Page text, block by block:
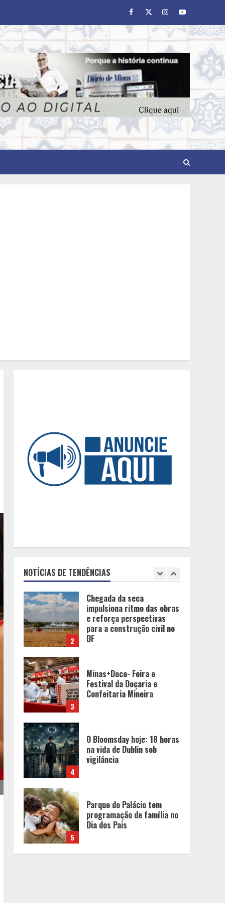
Facebook
TwitterInstagram
Youtube
NOTÍCIAS DE TENDÊNCIAS
5
Peregrinação do Instituto
Hesed com imagem de São
2
DF
3
Minas+Doce- Feira e
Festival da Doçaria e
Confeitaria Mineira
4
O Bloomsday hoje: 18 horas
na vida de Dublin sob
vigilância
5
Parque do Palácio tem
programação de família no
Dia dos Pais
1
Peregrinação do Instituto
Hesed com imagem de São
Miguel chega a Montes
Claros no dia 7 de Agosto